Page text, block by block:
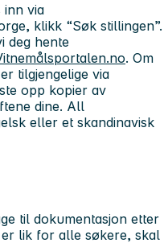
inn via
klikk “Søk stillingen”.
deg hente
. Om
tilgjengelige via
opp kopier av
dine. All
eller et skandinavisk
til dokumentasjon etter
lik for alle søkere, skal